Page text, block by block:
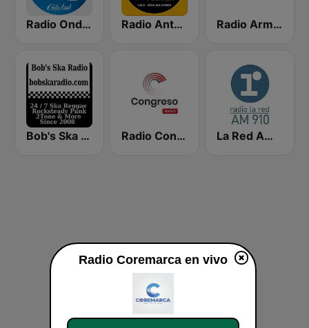
Radio Onda Azul Radio Antena Dorada 106.9 FM Radio Armonia
Bob's Ska Radio Radio Congreso Perú La Red AM 910
Radio Coremarca en vivo